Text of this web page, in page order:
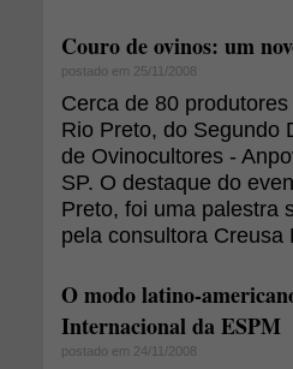
Couro de ovinos: um
postado em 25/11/2008
Cerca de 80
Rio Preto, do Segundo
de Ovinocultores -
SP. O destaque do
Preto, foi uma palestra
pela consultora Creusa
O modo latino-
Internacional da ESPM
postado em 24/11/2008